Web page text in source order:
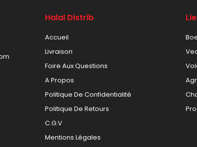
Halal Distrib
Accueil
Livraison
Foire Aux Questions
A Propos
Politique De Confidentialité
Politique De Retours
C.G.V
Mentions Légales